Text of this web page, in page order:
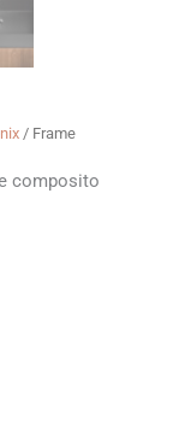
/ Frame
composito